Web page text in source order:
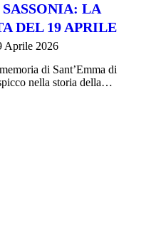
LA
DEL 19 APRILE
Aprile 2026
di Sant’Emma di
nella storia della…